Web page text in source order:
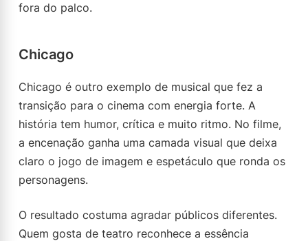
fora do palco.
Chicago
Chicago é outro exemplo de musical que fez a
transição para o cinema com energia forte. A
história tem humor, crítica e muito ritmo. No filme,
a encenação ganha uma camada visual que deixa
claro o jogo de imagem e espetáculo que ronda os
personagens.
O resultado costuma agradar públicos diferentes.
Quem gosta de teatro reconhece a essência